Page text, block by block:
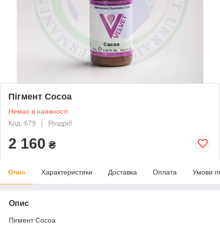
Пігмент Cocoa
Немає в наявності
Код: 679
Роздріб
2 160 ₴
Опис Характеристики Доставка Оплата Умови
Опис
Пігмент Cocoa